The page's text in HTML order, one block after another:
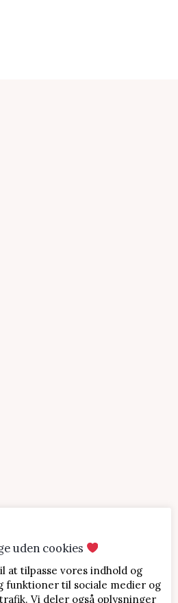
uden cookies
at tilpasse vores indhold og
funktioner til sociale medier og
Vi deler også oplysninger